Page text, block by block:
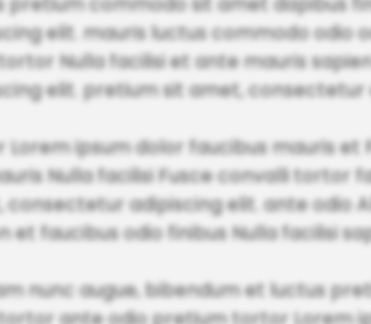
elit. mauris luctus commodo odio
Nulla facilisi et ante mauris
elit. pretium sit amet, consectetur
ipsum dolor faucibus mauris
Nulla facilisi Fusce convalli tortor
consectetur adipiscing elit. ante odio
et faucibus odio finibus Nulla facilisi
nunc augue, bibendum et luctus